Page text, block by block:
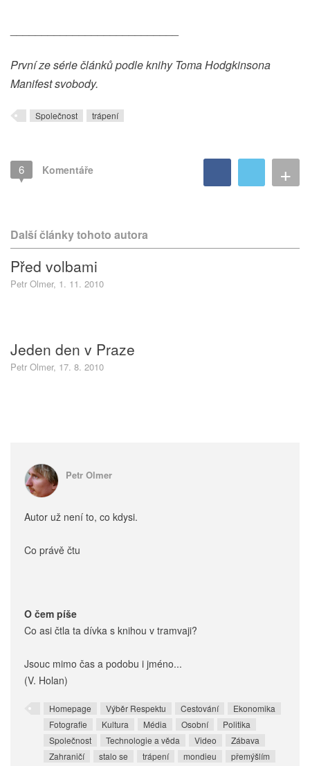
První ze série článků podle knihy Toma Hodgkinsona
Manifest svobody.
Společnost trápení
6 Komentáře +
Další články tohoto autora
Před volbami
Petr Olmer, 1. 11. 2010
Jeden den v Praze
Petr Olmer, 17. 8. 2010
Petr Olmer
Autor už není to, co kdysi.
Co právě čtu
O čem píše
Co asi čtla ta dívka s knihou v tramvaji?
Jsouc mimo čas a podobu i jméno...
(V. Holan)
Homepage Výběr Respektu Cestování
Ekonomika
Fotografie
Kultura Média Osobní
Politika
Společnost
Technologie a věda Video
Zábava
Zahraničí
stalo se trápení mondieu přemýšlím